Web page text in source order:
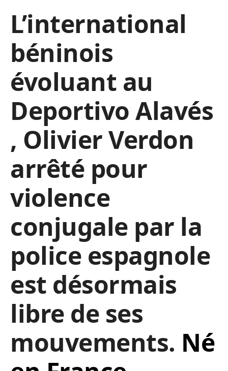
L’international
béninois
évoluant au
Deportivo Alavés
, Olivier Verdon
arrêté pour
violence
conjugale par la
police espagnole
est désormais
libre de ses
mouvements. Né